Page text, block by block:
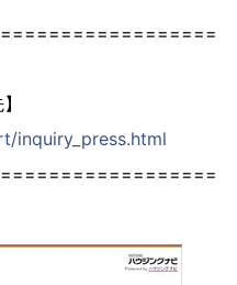
inquiry_press.html